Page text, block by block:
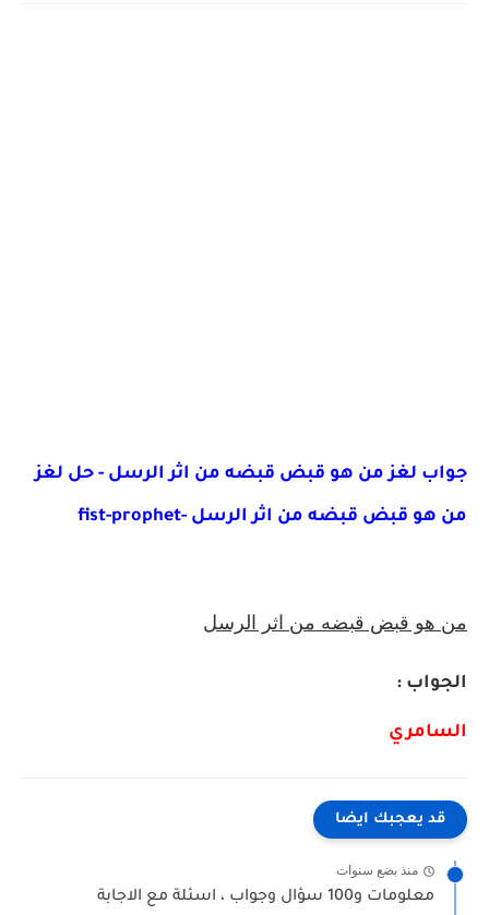
جواب لغز من هو قبض قبضه من اثر الرسل - حل لغز
من هو قبض قبضه من اثر الرسل -fist-prophet
من هو قبض قبضه من اثر الرسل
الجواب :
السامري
قد يعجبك ايضا
منذ بضع سنوات
معلومات و100 سؤال وجواب ، اسئلة مع الاجابة